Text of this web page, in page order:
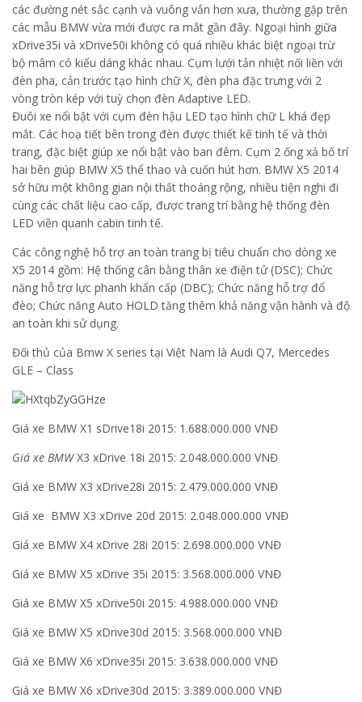
các đường nét sắc cạnh và vuông vắn hơn xưa, thường gặp trên
các mẫu BMW vừa mới được ra mắt gần đây. Ngoại hình giữa
xDrive35i và xDrive50i không có quá nhiều khác biệt ngoại trừ
bộ mâm có kiểu dáng khác nhau. Cụm lưới tản nhiệt nối liền với
đèn pha, cản trước tạo hình chữ X, đèn pha đặc trưng với 2
vòng tròn kép với tuỳ chọn đèn Adaptive LED.
Đuôi xe nổi bật với cụm đèn hậu LED tạo hình chữ L khá đẹp
mắt. Các hoạ tiết bên trong đèn được thiết kế tinh tế và thời
trang, đặc biệt giúp xe nổi bật vào ban đêm. Cụm 2 ống xả bố trí
hai bên giúp BMW X5 thể thao và cuốn hút hơn. BMW X5 2014
sở hữu một không gian nội thất thoáng rộng, nhiều tiện nghi đi
cùng các chất liệu cao cấp, được trang trí bằng hệ thống đèn
LED viền quanh cabin tinh tế.
Các công nghệ hỗ trợ an toàn trang bị tiêu chuẩn cho dòng xe
X5 2014 gồm: Hệ thống cân bằng thân xe điện tử (DSC); Chức
năng hỗ trợ lực phanh khẩn cấp (DBC); Chức năng hỗ trợ đổ
đèo; Chức năng Auto HOLD tăng thêm khả năng vận hành và độ
an toàn khi sử dụng.
Đối thủ của Bmw X series tại Việt Nam là Audi Q7, Mercedes
GLE – Class
Giá xe BMW X1 sDrive18i 2015: 1.688.000.000 VNĐ
Giá xe BMWX3 xDrive 18i 2015: 2.048.000.000 VNĐ
Giá xe BMW X3 xDrive28i 2015: 2.479.000.000 VNĐ
Giá xe BMW X3 xDrive 20d 2015: 2.048.000.000 VNĐ
Giá xe BMW X4 xDrive 28i 2015: 2.698.000.000 VNĐ
Giá xe BMW X5 xDrive 35i 2015: 3.568.000.000 VNĐ
Giá xe BMW X5 xDrive50i 2015: 4.988.000.000 VNĐ
Giá xe BMW X5 xDrive30d 2015: 3.568.000.000 VNĐ
Giá xe BMW X6 xDrive35i 2015: 3.638.000.000 VNĐ
Giá xe BMW X6 xDrive30d 2015: 3.389.000.000 VNĐ